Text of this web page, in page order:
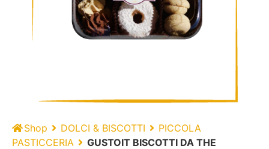
Shop DOLCI & BISCOTTI
PICCOLA
PASTICCERIA
GUSTOIT BISCOTTI DA THE